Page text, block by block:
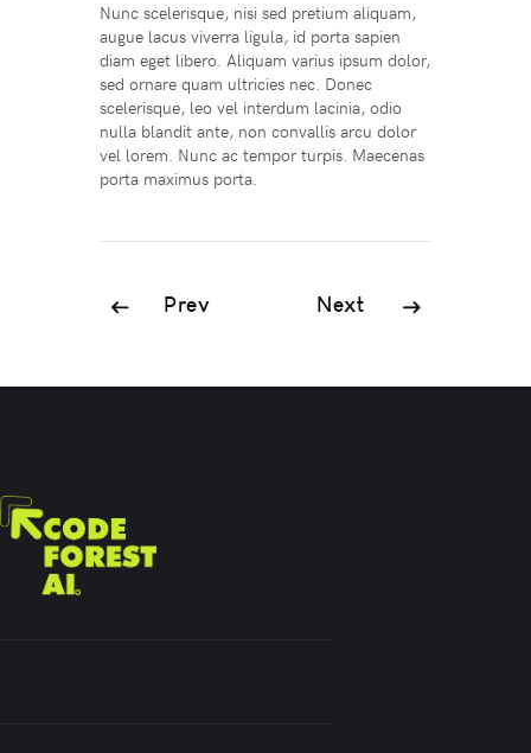
Nunc scelerisque, nisi sed pretium aliquam,
augue lacus viverra ligula, id porta sapien
diam eget libero. Aliquam varius ipsum dolor,
sed ornare quam ultricies nec. Donec
scelerisque, leo vel interdum lacinia, odio
nulla blandit ante, non convallis arcu dolor
vel lorem. Nunc ac tempor turpis. Maecenas
porta maximus porta.
Prev Next